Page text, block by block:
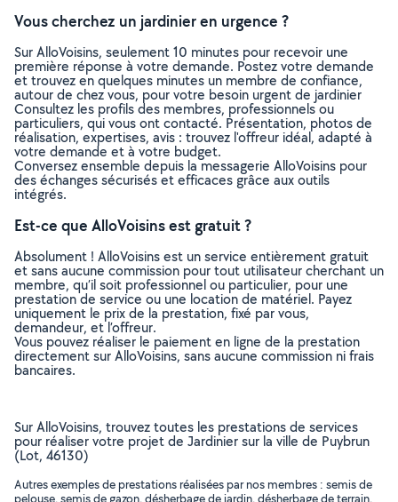
Vous cherchez un jardinier en urgence ?
Sur AlloVoisins, seulement 10 minutes pour recevoir une
première réponse à votre demande. Postez votre demande
et trouvez en quelques minutes un membre de confiance,
autour de chez vous, pour votre besoin urgent de jardinier
Consultez les profils des membres, professionnels ou
particuliers, qui vous ont contacté. Présentation, photos de
réalisation, expertises, avis : trouvez l'offreur idéal, adapté à
votre demande et à votre budget.
Conversez ensemble depuis la messagerie AlloVoisins pour
des échanges sécurisés et efficaces grâce aux outils
intégrés.
Est-ce que AlloVoisins est gratuit ?
Absolument ! AlloVoisins est un service entièrement gratuit
et sans aucune commission pour tout utilisateur cherchant un
membre, qu’il soit professionnel ou particulier, pour une
prestation de service ou une location de matériel. Payez
uniquement le prix de la prestation, fixé par vous,
demandeur, et l’offreur.
Vous pouvez réaliser le paiement en ligne de la prestation
directement sur AlloVoisins, sans aucune commission ni frais
bancaires.
Sur AlloVoisins, trouvez toutes les prestations de services
pour réaliser votre projet de Jardinier sur la ville de Puybrun
(Lot, 46130)
Autres exemples de prestations réalisées par nos membres : semis de
pelouse, semis de gazon, désherbage de jardin, désherbage de terrain,